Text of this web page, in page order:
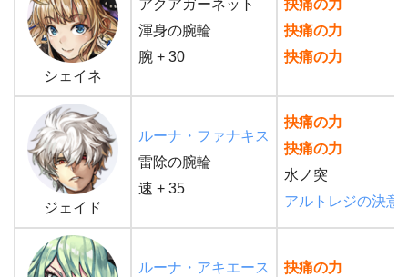
シェイネ
アクアガーネット
渾身の腕輪
腕 + 30
抉痛の力
抉痛の力
抉痛の力
ジェイド
ルーナ・ファナキス
雷除の腕輪
速 + 35
抉痛の力
抉痛の力
水ノ突
アルトレジの決意
ルーナ・アキエース
抉痛の力